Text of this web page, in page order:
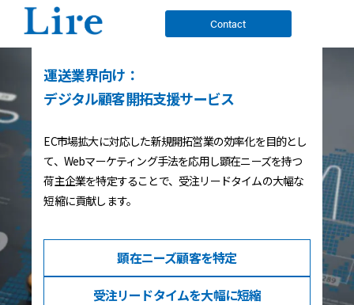
Contact
運送業界向け：
デジタル顧客開拓支援サービス
EC市場拡大に対応した新規開拓営業の効率化を目的とし
て、Webマーケティング手法を応用し顕在ニーズを持つ
荷主企業を特定することで、受注リードタイムの大幅な
短縮に貢献します。
顕在ニーズ顧客を特定
受注リードタイムを大幅に短縮